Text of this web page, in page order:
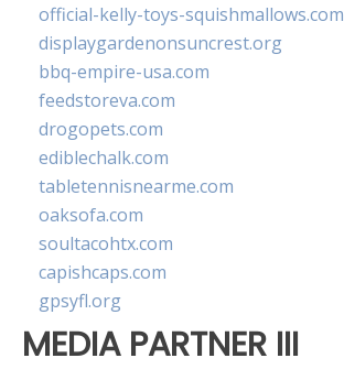
official-kelly-toys-squishmallows.com
displaygardenonsuncrest.org
bbq-empire-usa.com
feedstoreva.com
drogopets.com
ediblechalk.com
tabletennisnearme.com
oaksofa.com
soultacohtx.com
capishcaps.com
gpsyfl.org
MEDIA PARTNER III